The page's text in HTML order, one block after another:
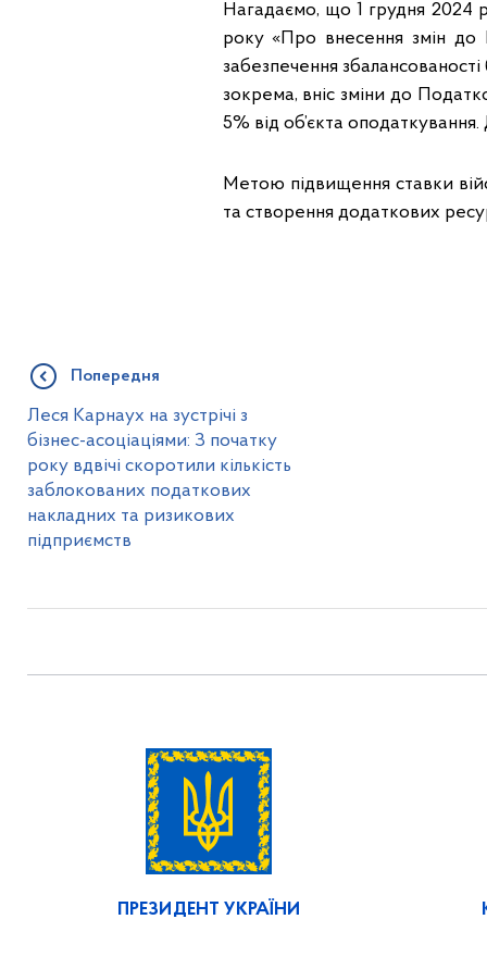
Нагадаємо, що 1 грудня 2024
року «Про внесення змін до
забезпечення
зокрема, вніс зміни до
5% від об’єкта
Метою підвищення ставки
та створення додаткових
Попередня
Леся Карнаух на зустрічі з
бізнес-асоціаціями: З початку
року вдвічі скоротили кількість
заблокованих податкових
накладних та ризикових
підприємств
ПРЕЗИДЕНТ УКРАЇНИ